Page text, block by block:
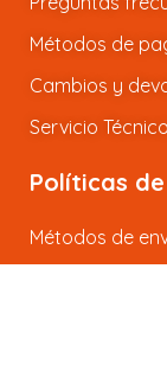
Métodos de
Cambios y
Servicio Técnico
Políticas
Métodos de